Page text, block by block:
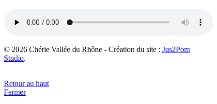
© 2026 Chérie Vallée du Rhône - Création du site : Jus2Pom
Studio.
Retour au haut
Fermer